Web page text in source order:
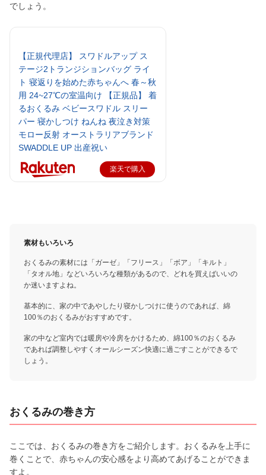
でしょう。
【正規代理店】 スワドルアップ ス
テージ2トランジションバッグ ライ
ト 寝返りを始めた赤ちゃんへ 春～秋
用 24~27℃の室温向け 【正規品】 着
るおくるみ ベビースワドル スリー
パー 寝かしつけ ねんね 夜泣き対策
モロー反射 オーストラリアブランド
SWADDLE UP 出産祝い
楽天で購入
素材もいろいろ
おくるみの素材には「ガーゼ」「フリース」「ボア」「キルト」
「タオル地」などいろいろな種類があるので、どれを買えばいいの
か迷いますよね。
基本的に、家の中であやしたり寝かしつけに使うのであれば、綿
100％のおくるみがおすすめです。
家の中など室内では暖房や冷房をかけるため、綿100％のおくるみ
であれば調整しやすくオールシーズン快適に過ごすことができるで
しょう。
おくるみの巻き方
ここでは、おくるみの巻き方をご紹介します。おくるみを上手に
巻くことで、赤ちゃんの安心感をより高めてあげることができま
すよ。